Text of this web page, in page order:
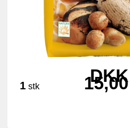
1 stk
DKK
15,00